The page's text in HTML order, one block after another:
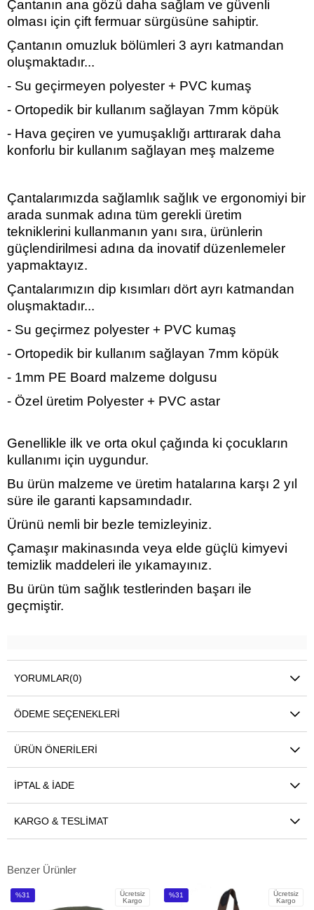
Çantanın ana gözü daha sağlam ve güvenli
olması için çift fermuar sürgüsüne sahiptir.
Çantanın omuzluk bölümleri 3 ayrı katmandan
oluşmaktadır...
- Su geçirmeyen polyester + PVC kumaş
- Ortopedik bir kullanım sağlayan 7mm köpük
- Hava geçiren ve yumuşaklığı arttırarak daha
konforlu bir kullanım sağlayan meş malzeme
Çantalarımızda sağlamlık sağlık ve ergonomiyi bir
arada sunmak adına tüm gerekli üretim
tekniklerini kullanmanın yanı sıra, ürünlerin
güçlendirilmesi adına da inovatif düzenlemeler
yapmaktayız.
Çantalarımızın dip kısımları dört ayrı katmandan
oluşmaktadır...
- Su geçirmez polyester + PVC kumaş
- Ortopedik bir kullanım sağlayan 7mm köpük
- 1mm PE Board malzeme dolgusu
- Özel üretim Polyester + PVC astar
Genellikle ilk ve orta okul çağında ki çocukların
kullanımı için uygundur.
Bu ürün malzeme ve üretim hatalarına karşı 2 yıl
süre ile garanti kapsamındadır.
Ürünü nemli bir bezle temizleyiniz.
Çamaşır makinasında veya elde güçlü kimyevi
temizlik maddeleri ile yıkamayınız.
Bu ürün tüm sağlık testlerinden başarı ile
geçmiştir.
YORUMLAR(0)
ÖDEME SEÇENEKLERI
ÜRÜN ÖNERILERI
İPTAL & İADE
KARGO & TESLIMAT
Benzer Ürünler
%31
Ücretsiz
Kargo
%31
Ücretsiz
Kargo